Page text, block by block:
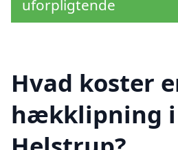
uforpligtende
Hvad koster
hækklipning i